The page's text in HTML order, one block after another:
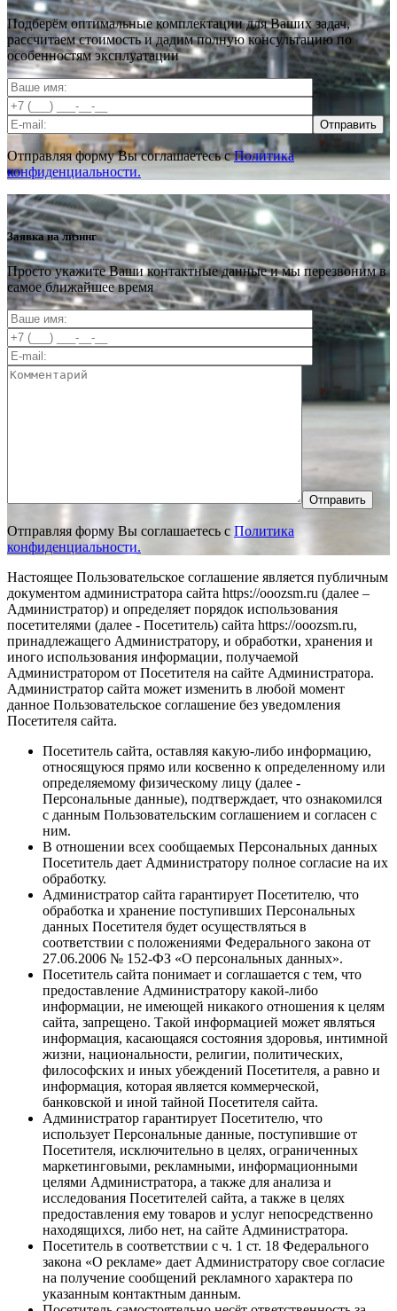
Подберём оптимальные комплектации для Ваших задач,
рассчитаем стоимость и дадим полную консультацию по
особенностям эксплуатации
Отправить
Отправляя форму Вы соглашаетесь сПолитика
конфиденциальности.
Заявка на лизинг
Просто укажите Ваши контактные данные и мы перезвоним в
самое ближайшее время
Отправить
Отправляя форму Вы соглашаетесь с Политика
конфиденциальности.
Настоящее Пользовательское соглашение является публичным
документом администратора сайта https://ooozsm.ru (далее –
Администратор) и определяет порядок использования
посетителями (далее - Посетитель) сайта https://ooozsm.ru,
принадлежащего Администратору, и обработки, хранения и
иного использования информации, получаемой
Администратором от Посетителя на сайте Администратора.
Администратор сайта может изменить в любой момент
данное Пользовательское соглашение без уведомления
Посетителя сайта.
Посетитель сайта, оставляя какую-либо информацию,
относящуюся прямо или косвенно к определенному или
определяемому физическому лицу (далее -
Персональные данные), подтверждает, что ознакомился
с данным Пользовательским соглашением и согласен с
ним.
В отношении всех сообщаемых Персональных данных
Посетитель дает Администратору полное согласие на их
обработку.
Администратор сайта гарантирует Посетителю, что
обработка и хранение поступивших Персональных
данных Посетителя будет осуществляться в
соответствии с положениями Федерального закона от
27.06.2006 № 152-ФЗ «О персональных данных».
Посетитель сайта понимает и соглашается с тем, что
предоставление Администратору какой-либо
информации, не имеющей никакого отношения к целям
сайта, запрещено. Такой информацией может являться
информация, касающаяся состояния здоровья, интимной
жизни, национальности, религии, политических,
философских и иных убеждений Посетителя, а равно и
информация, которая является коммерческой,
банковской и иной тайной Посетителя сайта.
Администратор гарантирует Посетителю, что
использует Персональные данные, поступившие от
Посетителя, исключительно в целях, ограниченных
маркетинговыми, рекламными, информационными
целями Администратора, а также для анализа и
исследования Посетителей сайта, а также в целях
предоставления ему товаров и услуг непосредственно
находящихся, либо нет, на сайте Администратора.
Посетитель в соответствии с ч. 1 ст. 18 Федерального
закона «О рекламе» дает Администратору свое согласие
на получение сообщений рекламного характера по
указанным контактным данным.